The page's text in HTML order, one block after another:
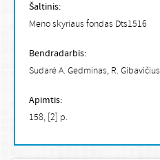
Šaltinis:
Meno skyriaus fondas Dts1516
Bendradarbis:
Sudarė A. Gedminas, R. Gibavičius
Apimtis:
158, [2] p.